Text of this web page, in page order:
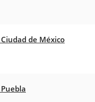
de México